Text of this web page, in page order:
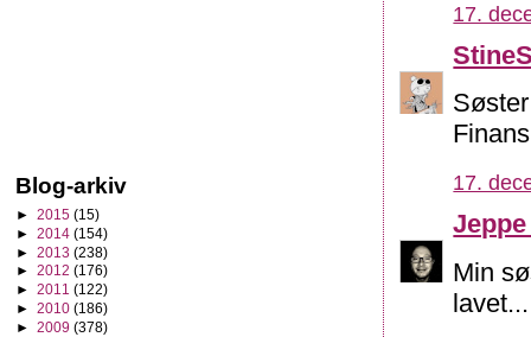
17.
17.
Min
lavet...
Blog-arkiv
► 2015 (15)
► 2014 (154)
► 2013 (238)
► 2012 (176)
► 2011 (122)
► 2010 (186)
► 2009 (378)